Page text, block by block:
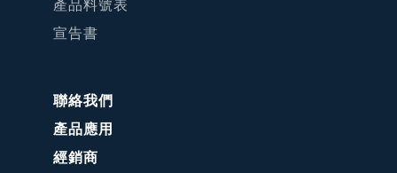
產品料號表
宣告書
聯絡我們
產品應用
經銷商